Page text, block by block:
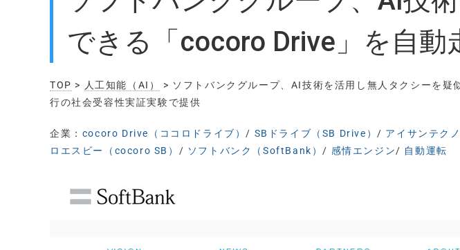
できる「cocoro Drive」を自
TOP > 人工知能（AI）
> ソフトバンクグループ、AI技術を活用し無人タクシーを
行の社会受容性実証実験で提供
企業： cocoro Drive（ココロドライブ） / SBドライブ（SB Drive） / アイサンテク
ロエスビー（cocoro SB） / ソフトバンク（SoftBank） / 感情エンジン/ 自動運転